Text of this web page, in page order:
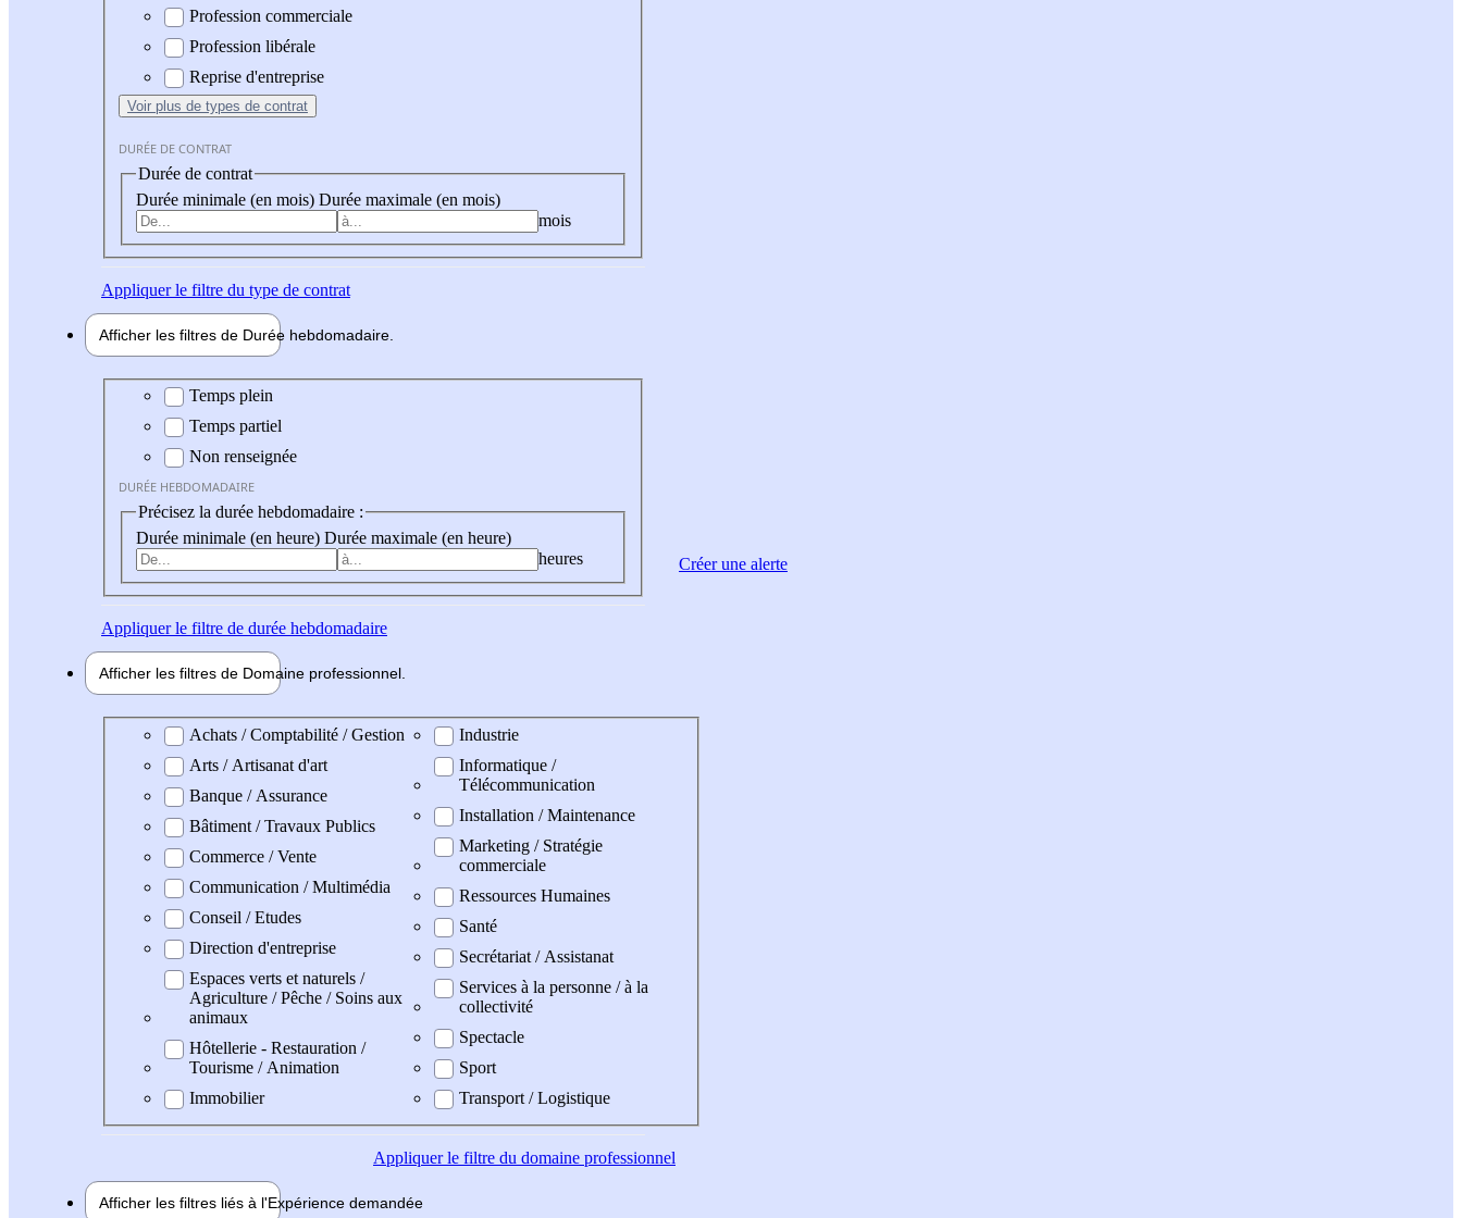
Profession commerciale
Profession libérale
Reprise d'entreprise
Voir plus de types de contrat
DURÉE DE CONTRAT
Durée de contrat
Durée minimale (en mois) Durée maximale (en mois)
mois
Appliquerle filtre du type de contrat
Afficher les filtres de Durée hebdomadaire
Durée hebdomadaire
Temps plein
Temps partiel
Non renseignée
DURÉE HEBDOMADAIRE
Précisez la durée hebdomadaire :
Durée minimale (en heure) Durée maximale (en heure)
heures
Appliquerle filtre de durée hebdomadaire
Afficher les filtres de Domaine professionnel
Domaine professionel
Achats / Comptabilité / Gestion
Arts / Artisanat d'art
Banque / Assurance
Bâtiment / Travaux Publics
Commerce / Vente
Communication / Multimédia
Conseil / Etudes
Direction d'entreprise
Espaces verts et naturels /
Agriculture / Pêche / Soins aux
animaux
Hôtellerie - Restauration /
Tourisme / Animation
Immobilier
Industrie
Informatique /
Télécommunication
Installation / Maintenance
Marketing / Stratégie
commerciale
Ressources Humaines
Santé
Secrétariat / Assistanat
Services à la personne / à la
collectivité
Spectacle
Sport
Transport / Logistique
Appliquerle filtre du domaine professionnel
Afficher les filtres liés à l'Expérience demandée
Créer une alerte